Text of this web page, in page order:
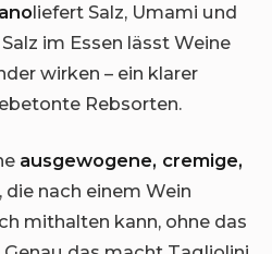
liefert Salz, Umami und
im Essen lässt Weine
wirken – ein klarer
Rebsorten.
ausgewogene, cremige,
die nach einem Wein
mithalten kann, ohne das